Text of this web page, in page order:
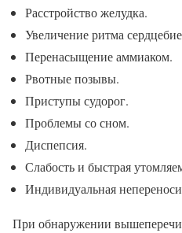
Расстройство желудка.
Увеличение ритма
Перенасыщение аммиаком.
Рвотные позывы.
Приступы судорог.
Проблемы со сном.
Диспепсия.
Слабость и быстрая
Индивидуальная
При обнаружении